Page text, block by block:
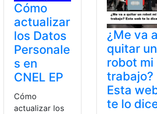
Cómo
actualizar
los Datos
Personale
s en
CNEL EP
Cómo
actualizar los
¿Me va a
quitar un
robot mi
trabajo?
Esta
te lo